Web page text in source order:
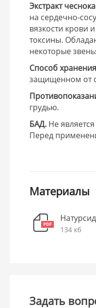
Экстракт чеснока
на сердечно-
вязкости крови
токсины.
некоторые
Способ
защищенном от
грудью.
БАД. Не
Перед
Материалы
134 кб
Задать